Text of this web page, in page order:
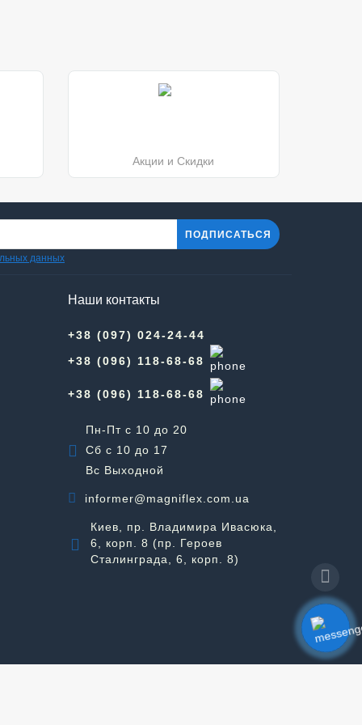
Акции и Скидки
ПОДПИСАТЬСЯ
данных
Наши контакты
+38 (097) 024-24-44
+38 (096) 118-68-68
+38 (096) 118-68-68
Пн-Пт с 10 до 20
Сб с 10 до 17
Вс Выходной
informer@magniflex.com.ua
Киев, пр. Владимира Ивасюка,
6, корп. 8 (пр. Героев
Сталинграда, 6, корп. 8)